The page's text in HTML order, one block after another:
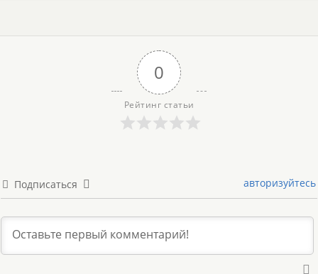
0
Рейтинг статьи
Подписаться авторизуйтесь